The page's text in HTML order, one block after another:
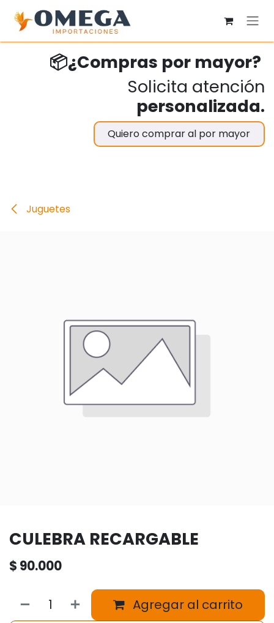
Ir al contenido
📦¿Compras por mayor?
Solicita atención
personalizada.
Quiero comprar al por mayor
Juguetes
CULEBRA RECARGABLE
$ 90.000
Agregar al carrito